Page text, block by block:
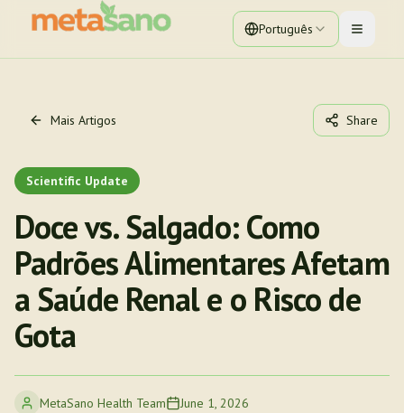
Português Toggle
Mais Artigos Share
Scientific Update
Doce vs. Salgado: Como
Padrões Alimentares Afetam
a Saúde Renal e o Risco de
Gota
MetaSano Health Team June 1, 2026